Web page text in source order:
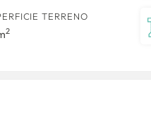
TERRENO
2